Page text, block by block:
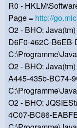
R0 -
Page = http://
O2 - BHO:
D6F0-462C-
O2 - BHO:
A445-435b-BC74-
O2 - BHO:
4C07-BC86-